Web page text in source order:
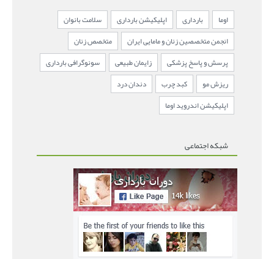
اوما بارداری اپلیکیشن بارداری
سلامت بانوان
انجمن متخصصین زنان و مامایی ایران
متخصص زنان
پرسش و پاسخ پزشکی
زایمان طبیعی
سونوگرافی بارداری
ریزش مو
کبد چرب
دندان درد
اپلیکیشن اندروید اوما
شبکه اجتماعی